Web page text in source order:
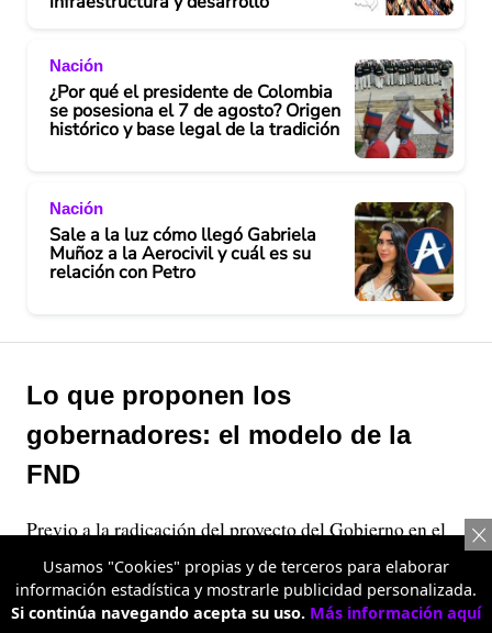
Nación
¿Por qué el presidente de Colombia
se posesiona el 7 de agosto? Origen
histórico y base legal de la tradición
Nación
Sale a la luz cómo llegó Gabriela
Muñoz a la Aerocivil y cuál es su
relación con Petro
Lo que proponen los
gobernadores: el modelo de la
FND
Previo a la radicación del proyecto del Gobierno en el
Congreso, laFederación Nacional de Departamentos
(FND)presentó su propia propuesta para la Ley de
Competencias, la cual fue entregada al entonces
Usamos "Cookies" propias y de terceros para elaborar
información estadística y mostrarle publicidad personalizada.
Si continúa navegando acepta su uso. Más información aquí